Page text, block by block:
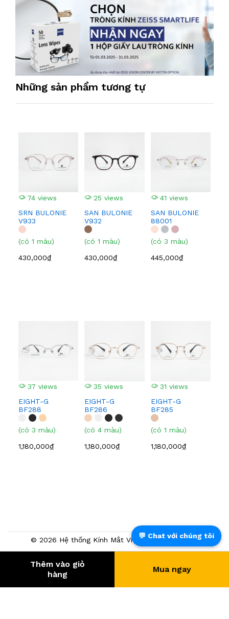
Những sản phẩm tương tự
74 views
SRN BULONIE
V933
(có 1 màu)
430,000₫
25 views
SAN BULONIE
V932
(có 1 màu)
430,000₫
41 views
SAN BULONIE
88001
(có 3 màu)
445,000₫
37 views
EIGHT-G
BF288
(có 3 màu)
1,180,000₫
35 views
EIGHT-G
BF286
(có 4 màu)
1,180,000₫
31 views
EIGHT-G
BF285
(có 1 màu)
1,180,000₫
💬 Chat với chúng tôi
© 2026 Hệ thống Kính Mắt Việt Tín. Powered by
392.466 - KHÁCH HÀNG
Thêm vào giỏ
hàng
Mua ngay